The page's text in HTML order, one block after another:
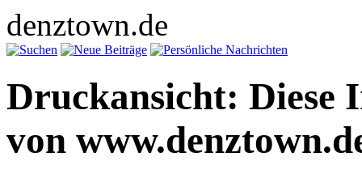
denztown.de
Druckansicht: Diese
von